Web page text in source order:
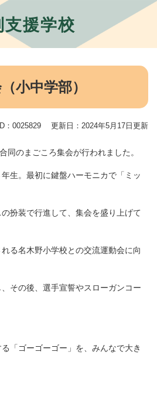
支援学校
小中学部）
：0025829 更新日：2024年5月17日更新
同のまごころ集会が行われました。
生。最初に鍵盤ハーモニカで「ミッ
扮装で行進して、集会を盛り上げて
る名木野小学校との交流運動会に向
その後、選手宣誓やスローガンコー
「ゴーゴーゴー」を、みんなで大き